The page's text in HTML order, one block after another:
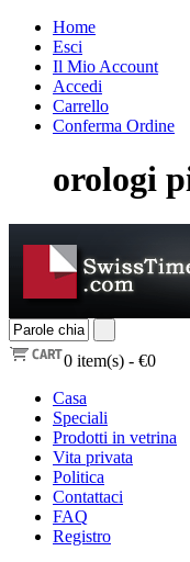
Home
Esci
Il Mio Account
Accedi
Carrello
Conferma Ordine
orologi
0 item(s) - €0
Casa
Speciali
Prodotti in vetrina
Vita privata
Politica
Contattaci
FAQ
Registro